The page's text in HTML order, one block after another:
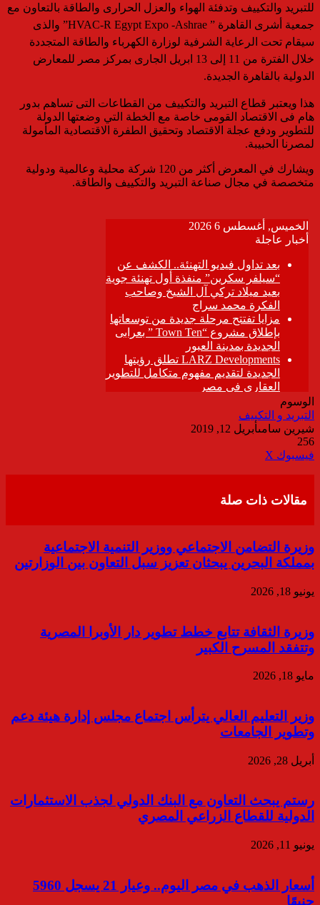
للتبريد والتكييف وتدفئة الهواء والعزل الحرارى والطاقة بالتعاون مع
جمعية أشرى القاهرة ” HVAC-R Egypt Expo -Ashrae” والذى
سيقام تحت الرعاية الشرفية لوزارة الكهرباء والطاقة المتجددة
خلال الفترة من 11 إلى 13 ابريل الجارى بمركز مصر للمعارض
الدولية بالقاهرة الجديدة.
هذا ويعتبر قطاع التبريد والتكييف من القطاعات التى تساهم بدور
هام فى الاقتصاد القومى خاصة مع الخطة التي وضعتها الدولة
للتطوير ودفع عجلة الاقتصاد وتحقيق الطفرة الاقتصادية المأمولة
لمصرنا الحبيبة.
ويشارك في المعرض أكثر من 120 شركة محلية وعالمية ودولية
متخصصة في مجال صناعة التبريد والتكييف والطاقة.
الوسوم
التبريد و التكييف
شيرين سامىأبريل 12, 2019
256
فيسبوك ‫X
مقالات ذات صلة
وزيرة التضامن الاجتماعي ووزير التنمية الاجتماعية
بمملكة البحرين يبحثان تعزيز سبل التعاون بين الوزارتين
يونيو 18, 2026
وزيرة الثقافة تتابع خطط تطوير دار الأوبرا المصرية
وتتفقد المسرح الكبير
مايو 18, 2026
وزير التعليم العالي يترأس اجتماع مجلس إدارة هيئة دعم
وتطوير الجامعات
أبريل 28, 2026
رستم يبحث التعاون مع البنك الدولي لجذب الاستثمارات
الدولية للقطاع الزراعي المصري
يونيو 11, 2026
أسعار الذهب في مصر اليوم.. وعيار 21 يسجل 5960
جنيهًا